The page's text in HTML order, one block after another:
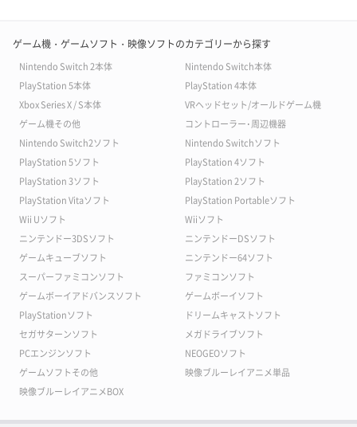
ゲーム機・ゲームソフト・映像ソフトのカテゴリーから探す
Nintendo Switch 2本体
Nintendo Switch本体
PlayStation 5本体
PlayStation 4本体
Xbox Series X / S本体
VRヘッドセット/オールドゲーム機
ゲーム機その他
コントローラー･周辺機器
Nintendo Switch2ソフト
Nintendo Switchソフト
PlayStation 5ソフト
PlayStation 4ソフト
PlayStation 3ソフト
PlayStation 2ソフト
PlayStation Vitaソフト
PlayStation Portableソフト
Wii Uソフト
Wiiソフト
ニンテンドー3DSソフト
ニンテンドーDSソフト
ゲームキューブソフト
ニンテンドー64ソフト
スーパーファミコンソフト
ファミコンソフト
ゲームボーイアドバンスソフト
ゲームボーイソフト
PlayStationソフト
ドリームキャストソフト
セガサターンソフト
メガドライブソフト
PCエンジンソフト
NEOGEOソフト
ゲームソフトその他
映像ブルーレイアニメ単品
映像ブルーレイアニメBOX